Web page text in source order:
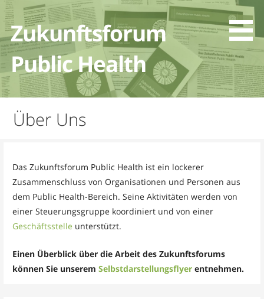
Zum
Inhalt
springen
Zukunftsforum
Public Health
Über Uns
Das Zukunftsforum Public Health ist ein lockerer
Zusammenschluss von Organisationen und Personen aus
dem Public Health-Bereich. Seine Aktivitäten werden von
einer Steuerungsgruppe koordiniert und von einer
Geschäftsstelle unterstützt.
Einen Überblick über die Arbeit des Zukunftsforums
können Sie unserem Selbstdarstellungsflyerentnehmen.